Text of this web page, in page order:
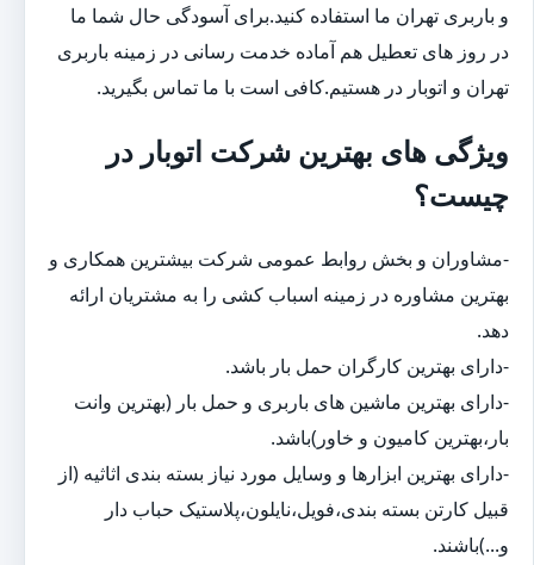
و باربری تهران ما استفاده کنید.برای آسودگی حال شما ما
در روز های تعطیل هم آماده خدمت رسانی در زمینه باربری
تهران و اتوبار در هستیم.کافی است با ما تماس بگیرید.
ویژگی های بهترین شرکت اتوبار در
چیست؟
-مشاوران و بخش روابط عمومی شرکت بیشترین همکاری و
بهترین مشاوره در زمینه اسباب کشی را به مشتریان ارائه
دهد.
-دارای بهترین کارگران حمل بار باشد.
-دارای بهترین ماشین های باربری و حمل بار (بهترین وانت
بار،بهترین کامیون و خاور)باشد.
-دارای بهترین ابزارها و وسایل مورد نیاز بسته بندی اثاثیه (از
قبیل کارتن بسته بندی،فویل،نایلون،پلاستیک حباب دار
و...)باشند.